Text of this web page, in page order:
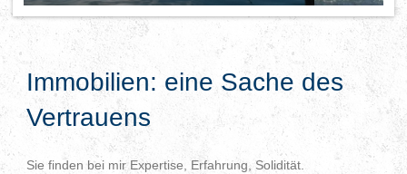
Immobilien: eine Sache des
Vertrauens
Sie finden bei mir Expertise, Erfahrung, Solidität.